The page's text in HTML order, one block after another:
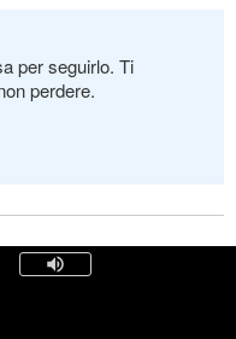
per seguirlo. Ti
perdere.